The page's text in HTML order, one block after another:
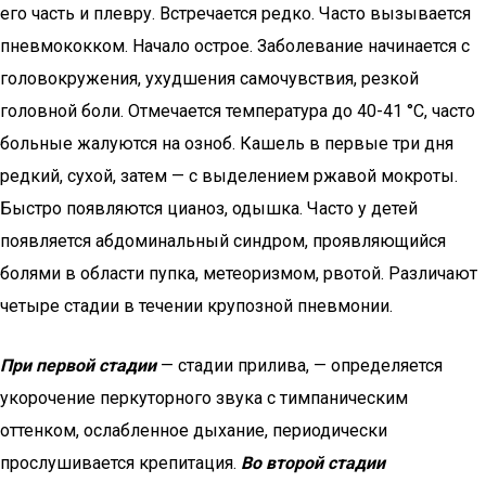
его часть и плевру. Встречается редко. Часто вызывается
пневмококком. Начало острое. Заболевание начинается с
головокружения, ухудшения самочувствия, резкой
головной боли. Отмечается температура до 40-41 °С, часто
больные жалуются на озноб. Кашель в первые три дня
редкий, сухой, затем — с выделением ржавой мокроты.
Быстро появляются цианоз, одышка. Часто у детей
появляется абдоминальный синдром, проявляющийся
болями в области пупка, метеоризмом, рвотой. Различают
четыре стадии в течении крупозной пневмонии.
При первой стадии— стадии прилива, — определяется
укорочение перкуторного звука с тимпаническим
оттенком, ослабленное дыхание, периодически
прослушивается крепитация. Во второй стадии